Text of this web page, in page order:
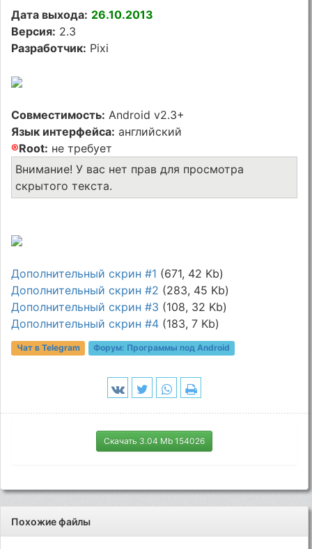
Дата выхода: 26.10.2013
Версия: 2.3
Разработчик: Pixi
Совместимость: Android v2.3+
Язык интерфейса: английский
®Root: не требует
Внимание! У вас нет прав для просмотра
скрытого текста.
Дополнительный скрин #1 (671, 42 Kb)
Дополнительный скрин #2 (283, 45 Kb)
Дополнительный скрин #3 (108, 32 Kb)
Дополнительный скрин #4 (183, 7 Kb)
Чат в Telegram Форум: Программы под Android
Скачать 3.04 Mb 154026
Похожие файлы